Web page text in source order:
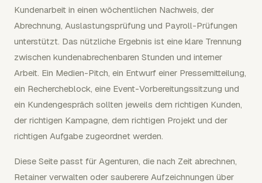
Kundenarbeit in einen wöchentlichen Nachweis, der
Abrechnung, Auslastungsprüfung und Payroll-Prüfungen
unterstützt. Das nützliche Ergebnis ist eine klare Trennung
zwischen kundenabrechenbaren Stunden und interner
Arbeit. Ein Medien-Pitch, ein Entwurf einer Pressemitteilung,
ein Rechercheblock, eine Event-Vorbereitungssitzung und
ein Kundengespräch sollten jeweils dem richtigen Kunden,
der richtigen Kampagne, dem richtigen Projekt und der
richtigen Aufgabe zugeordnet werden.
Diese Seite passt für Agenturen, die nach Zeit abrechnen,
Retainer verwalten oder sauberere Aufzeichnungen über